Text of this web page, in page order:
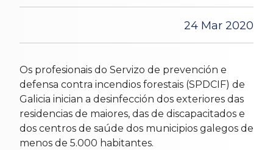
24 Mar 2020
Os profesionais do Servizo de prevención e
defensa contra incendios forestais (SPDCIF) de
Galicia inician a desinfección dos exteriores das
residencias de maiores, das de discapacitados e
dos centros de saúde dos municipios galegos de
menos de 5.000 habitantes.